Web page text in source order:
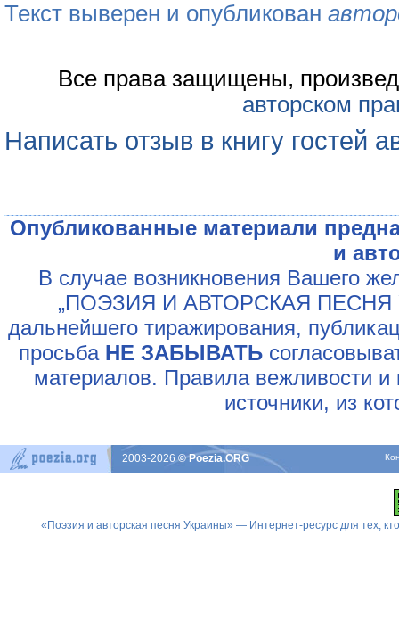
Текст выверен и опубликован
Все права защищены,
авторском
Написать отзыв в книгу гостей
Опубликованные материали
и
В случае возникновения Вашего
„ПОЭЗИЯ И АВТОРСКАЯ ПЕСНЯ
дальнейшего тиражирования,
просьба НЕ ЗАБЫВАТЬ
материалов. Правила вежливости и
источники, из
2003-2026© Poezia.ORG
«Поэзия и авторская песня Украины» — Интернет-ресурс для тех,